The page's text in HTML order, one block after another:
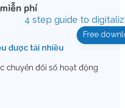
phí
Free
được tải nhiều
chuyển đổi số hoạt động